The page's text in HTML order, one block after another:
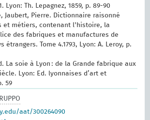
Lyon: Th. Lepagnez, 1859, p. 89-90
Jaubert, Pierre. Dictionnaire raisonné
et métiers, contenant l'histoire, la
des fabriques et manufactures de
étrangers. Tome 4.1793, Lyon: A. Leroy, p.
La soie à Lyon : de la Grande fabrique aux
Lyon: Ed. lyonnaises d’art et
59
aat/300264090